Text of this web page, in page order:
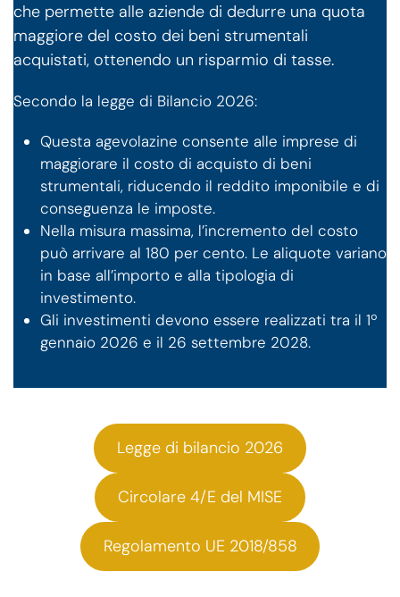
che permette alle aziende di dedurre una quota
maggiore del costo dei beni strumentali
acquistati, ottenendo un risparmio di tasse.
Secondo la legge di Bilancio 2026:
Questa agevolazine consente alle imprese di
maggiorare il costo di acquisto di beni
strumentali, riducendo il reddito imponibile e di
conseguenza le imposte.
Nella misura massima, l’incremento del costo
può arrivare al 180 per cento. Le aliquote variano
in base all’importo e alla tipologia di
investimento.
Gli investimenti devono essere realizzati tra il 1º
gennaio 2026 e il 26 settembre 2028.
Legge di bilancio 2026
Circolare 4/E del MISE
Regolamento UE 2018/858